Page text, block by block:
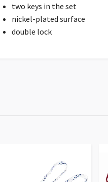
two keys in the set
nickel-plated surface
double lock